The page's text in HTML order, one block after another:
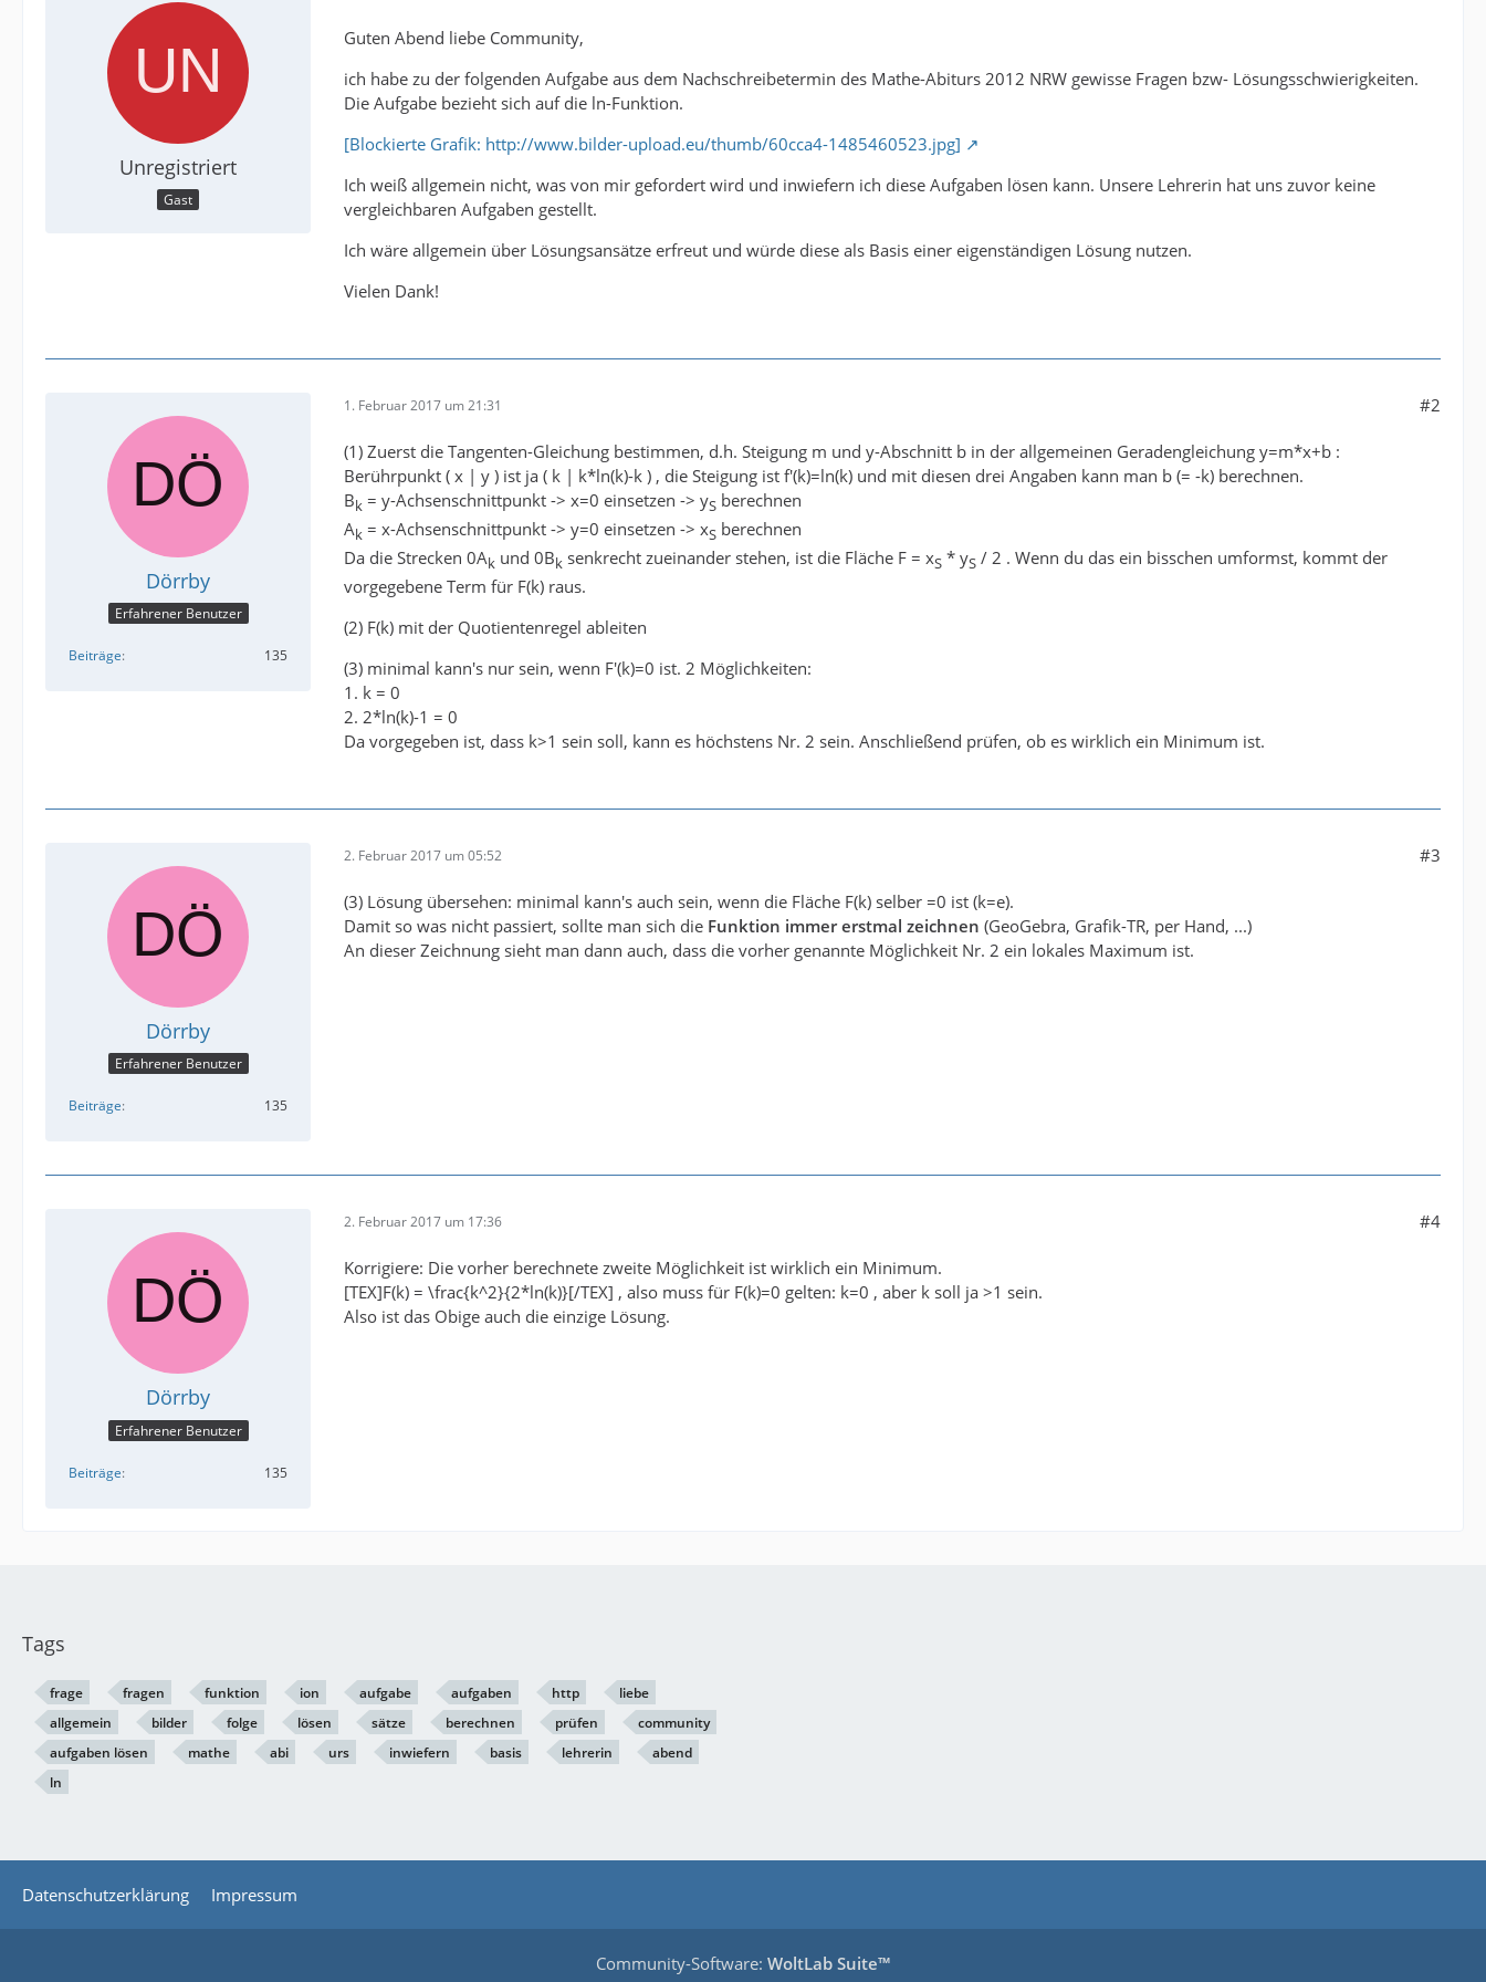
Unregistriert
Gast
Guten Abend liebe Community,
ich habe zu der folgenden Aufgabe aus dem Nachschreibetermin des Mathe-Abiturs 2012 NRW gewisse Fragen bzw- Lösungsschwierigkeiten.
Die Aufgabe bezieht sich auf die ln-Funktion.
[Blockierte Grafik: http://www.bilder-upload.eu/thumb/60cca4-1485460523.jpg]
Ich weiß allgemein nicht, was von mir gefordert wird und inwiefern ich diese Aufgaben lösen kann. Unsere Lehrerin hat uns zuvor keine
vergleichbaren Aufgaben gestellt.
Ich wäre allgemein über Lösungsansätze erfreut und würde diese als Basis einer eigenständigen Lösung nutzen.
Vielen Dank!
Dörrby
Erfahrener Benutzer
Beiträge 135
1. Februar 2017 um 21:31 #2
(1) Zuerst die Tangenten-Gleichung bestimmen, d.h. Steigung m und y-Abschnitt b in der allgemeinen Geradengleichung y=m*x+b :
Berührpunkt ( x | y ) ist ja ( k | k*ln(k)-k ) , die Steigung ist f'(k)=ln(k) und mit diesen drei Angaben kann man b (= -k) berechnen.
Bk = y-Achsenschnittpunkt -> x=0 einsetzen -> yS berechnen
Ak = x-Achsenschnittpunkt -> y=0 einsetzen -> xS berechnen
Da die Strecken 0Ak und 0Bk senkrecht zueinander stehen, ist die Fläche F = xS * yS / 2 . Wenn du das ein bisschen umformst, kommt der
vorgegebene Term für F(k) raus.
(2) F(k) mit der Quotientenregel ableiten
(3) minimal kann's nur sein, wenn F'(k)=0 ist. 2 Möglichkeiten:
1. k = 0
2. 2*ln(k)-1 = 0
Da vorgegeben ist, dass k>1 sein soll, kann es höchstens Nr. 2 sein. Anschließend prüfen, ob es wirklich ein Minimum ist.
Dörrby
Erfahrener Benutzer
Beiträge 135
2. Februar 2017 um 05:52 #3
(3) Lösung übersehen: minimal kann's auch sein, wenn die Fläche F(k) selber =0 ist (k=e).
Damit so was nicht passiert, sollte man sich die Funktion immer erstmal zeichnen (GeoGebra, Grafik-TR, per Hand, ...)
An dieser Zeichnung sieht man dann auch, dass die vorher genannte Möglichkeit Nr. 2 ein lokales Maximum ist.
Dörrby
Erfahrener Benutzer
Beiträge 135
2. Februar 2017 um 17:36 #4
Korrigiere: Die vorher berechnete zweite Möglichkeit ist wirklich ein Minimum.
[TEX]F(k) = \frac{k^2}{2*ln(k)}[/TEX] , also muss für F(k)=0 gelten: k=0 , aber k soll ja >1 sein.
Also ist das Obige auch die einzige Lösung.
Tags
frage fragen funktion ion aufgabe aufgaben http
liebe
allgemein
bilder folge lösen sätze berechnen prüfen
community
aufgaben lösen
mathe abi urs inwiefern basis lehrerin
abend
ln
Datenschutzerklärung Impressum
Community-Software: WoltLab Suite™